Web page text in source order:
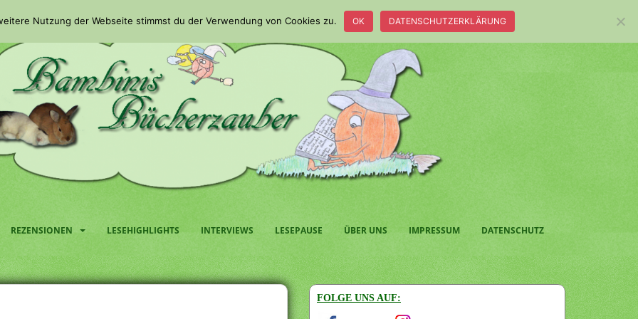
REZENSIONEN LESEHIGHLIGHTS INTERVIEWS LESEPAUSE ÜBER UNS IMPRESSUM DATENSCHUTZ
FOLGE UNS AUF:
Nutzung der Webseite stimmst du der Verwendung von Cookies zu. OK DATENSCHUTZERKLÄRUNG